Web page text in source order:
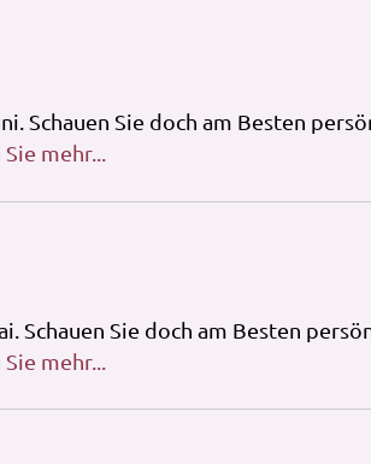
Schauen Sie doch am Besten
Sie mehr...
Schauen Sie doch am Besten
mehr...